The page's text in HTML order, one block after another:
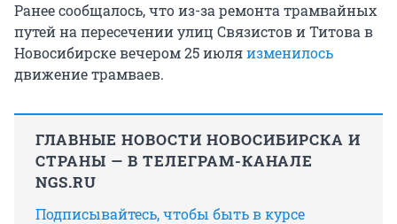
Ранее сообщалось, что из-за ремонта трамвайных
путей на пересечении улиц Связистов и Титова в
Новосибирске вечером 25 июляизменилось
движение трамваев.
ГЛАВНЫЕ НОВОСТИ НОВОСИБИРСКА И
СТРАНЫ — В ТЕЛЕГРАМ-КАНАЛЕ
NGS.RU
Подписывайтесь, чтобы быть в курсе